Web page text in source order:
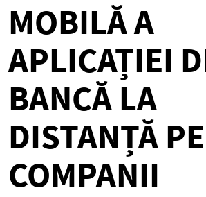
MOBILĂ A
APLICAȚIEI
BANCĂ LA
DISTANȚĂ
COMPANII